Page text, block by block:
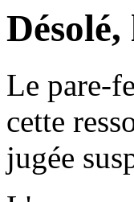
Le pare-
cette
jugée